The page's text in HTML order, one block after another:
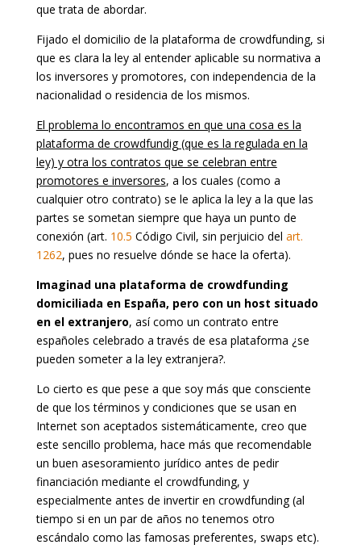
que trata de abordar.
Fijado el domicilio de la plataforma de crowdfunding, si
que es clara la ley al entender aplicable su normativa a
los inversores y promotores, con independencia de la
nacionalidad o residencia de los mismos.
El problema lo encontramos en que una cosa es la
plataforma de crowdfundig (que es la regulada en la
ley) y otra los contratos que se celebran entre
promotores e inversores, a los cuales (como a
cualquier otro contrato) se le aplica la ley a la que las
partes se sometan siempre que haya un punto de
conexión (art. 10.5 Código Civil, sin perjuicio del art.
1262, pues no resuelve dónde se hace la oferta).
Imaginad una plataforma de crowdfunding
domiciliada en España, pero con un host situado
en el extranjero, así como un contrato entre
españoles celebrado a través de esa plataforma ¿se
pueden someter a la ley extranjera?.
Lo cierto es que pese a que soy más que consciente
de que los términos y condiciones que se usan en
Internet son aceptados sistemáticamente, creo que
este sencillo problema, hace más que recomendable
un buen asesoramiento jurídico antes de pedir
financiación mediante el crowdfunding, y
especialmente antes de invertir en crowdfunding (al
tiempo si en un par de años no tenemos otro
escándalo como las famosas preferentes, swaps etc).